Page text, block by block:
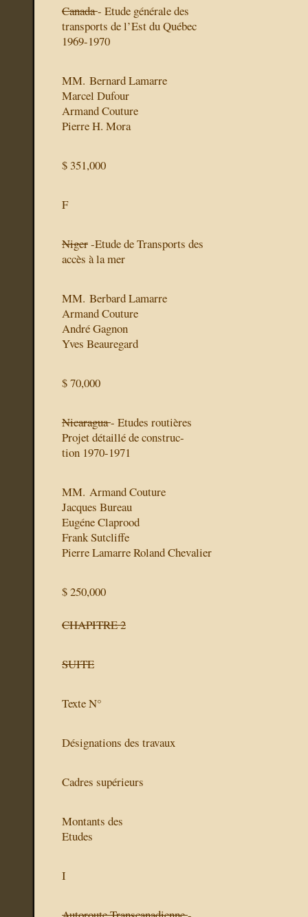
Canada- Etude générale des
transports de l’Est du Québec
1969-1970
MM. Bernard Lamarre
Marcel Dufour
Armand Couture
Pierre H. Mora
$ 351,000
F
Niger-Etude de Transports des
accès à la mer
MM. Berbard Lamarre
Armand Couture
André Gagnon
Yves Beauregard
$ 70,000
Nicaragua- Etudes routières
Projet détaillé de construc-
tion 1970-1971
MM. Armand Couture
Jacques Bureau
Eugéne Claprood
Frank Sutcliffe
Pierre Lamarre Roland Chevalier
$ 250,000
CHAPITRE 2
SUITE
Texte N°
Désignations des travaux
Cadres supérieurs
Montants des
Etudes
I